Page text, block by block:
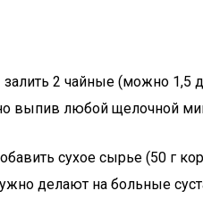
2 чайные (можно
выпив любой щелочной
сухое сырье (50
делают на больные